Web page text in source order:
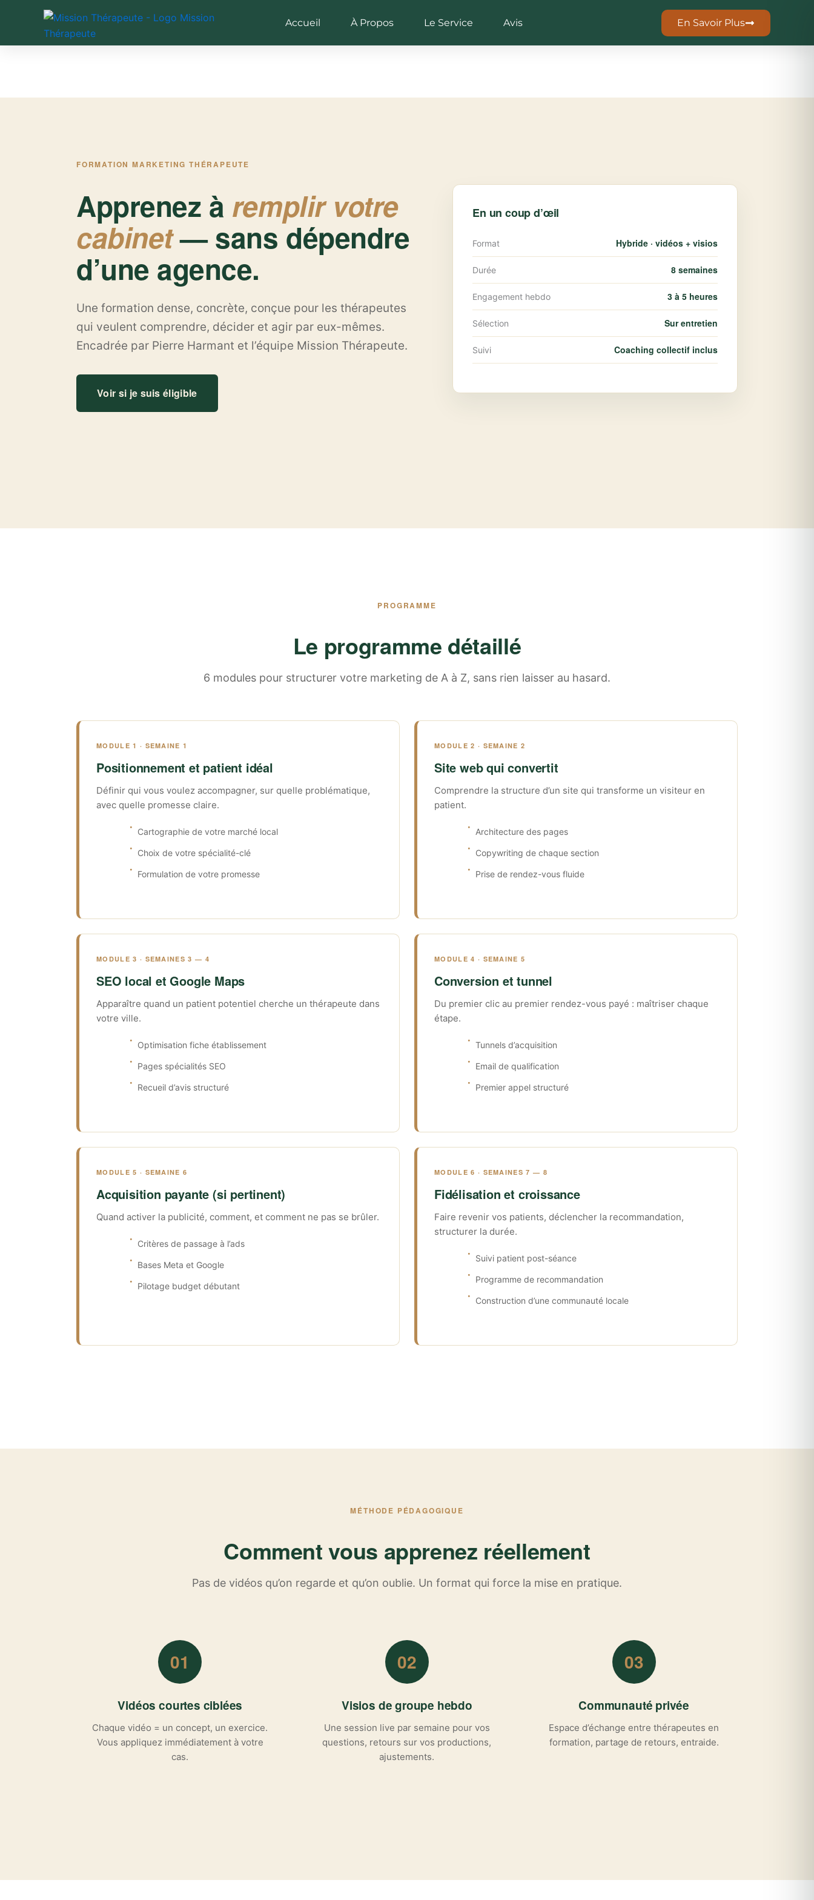
Accueil À Propos Le Service Avis En Savoir Plus
FORMATION MARKETING THÉRAPEUTE
Apprenez à remplir votre
cabinet— sans dépendre
d’une agence.
Une formation dense, concrète, conçue pour les thérapeutes
qui veulent comprendre, décider et agir par eux-mêmes.
Encadrée par Pierre Harmant et l’équipe Mission Thérapeute.
Voir si je suis éligible
En un coup d’œil
Format Hybride · vidéos + visios
Durée 8 semaines
Engagement hebdo 3 à 5 heures
Sélection Sur entretien
Suivi Coaching collectif inclus
PROGRAMME
Le programme détaillé
6 modules pour structurer votre marketing de A à Z, sans rien laisser au hasard.
MODULE 1 · SEMAINE 1
Positionnement et patient idéal
Définir qui vous voulez accompagner, sur quelle problématique,
avec quelle promesse claire.
Cartographie de votre marché local
Choix de votre spécialité-clé
Formulation de votre promesse
MODULE 2 · SEMAINE 2
Site web qui convertit
Comprendre la structure d’un site qui transforme un visiteur en
patient.
Architecture des pages
Copywriting de chaque section
Prise de rendez-vous fluide
MODULE 3 · SEMAINES 3 — 4
SEO local et Google Maps
Apparaître quand un patient potentiel cherche un thérapeute dans
votre ville.
Optimisation fiche établissement
Pages spécialités SEO
Recueil d’avis structuré
MODULE 4 · SEMAINE 5
Conversion et tunnel
Du premier clic au premier rendez-vous payé : maîtriser chaque
étape.
Tunnels d’acquisition
Email de qualification
Premier appel structuré
MODULE 5 · SEMAINE 6
Acquisition payante (si pertinent)
Quand activer la publicité, comment, et comment ne pas se brûler.
Critères de passage à l’ads
Bases Meta et Google
Pilotage budget débutant
MODULE 6 · SEMAINES 7 — 8
Fidélisation et croissance
Faire revenir vos patients, déclencher la recommandation,
structurer la durée.
Suivi patient post-séance
Programme de recommandation
Construction d’une communauté locale
MÉTHODE PÉDAGOGIQUE
Comment vous apprenez réellement
Pas de vidéos qu’on regarde et qu’on oublie. Un format qui force la mise en pratique.
01
Vidéos courtes ciblées
Chaque vidéo = un concept, un exercice.
Vous appliquez immédiatement à votre
cas.
02
Visios de groupe hebdo
Une session live par semaine pour vos
questions, retours sur vos productions,
ajustements.
03
Communauté privée
Espace d’échange entre thérapeutes en
formation, partage de retours, entraide.